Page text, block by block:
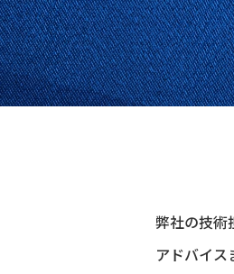
弊社の技術
アドバイス